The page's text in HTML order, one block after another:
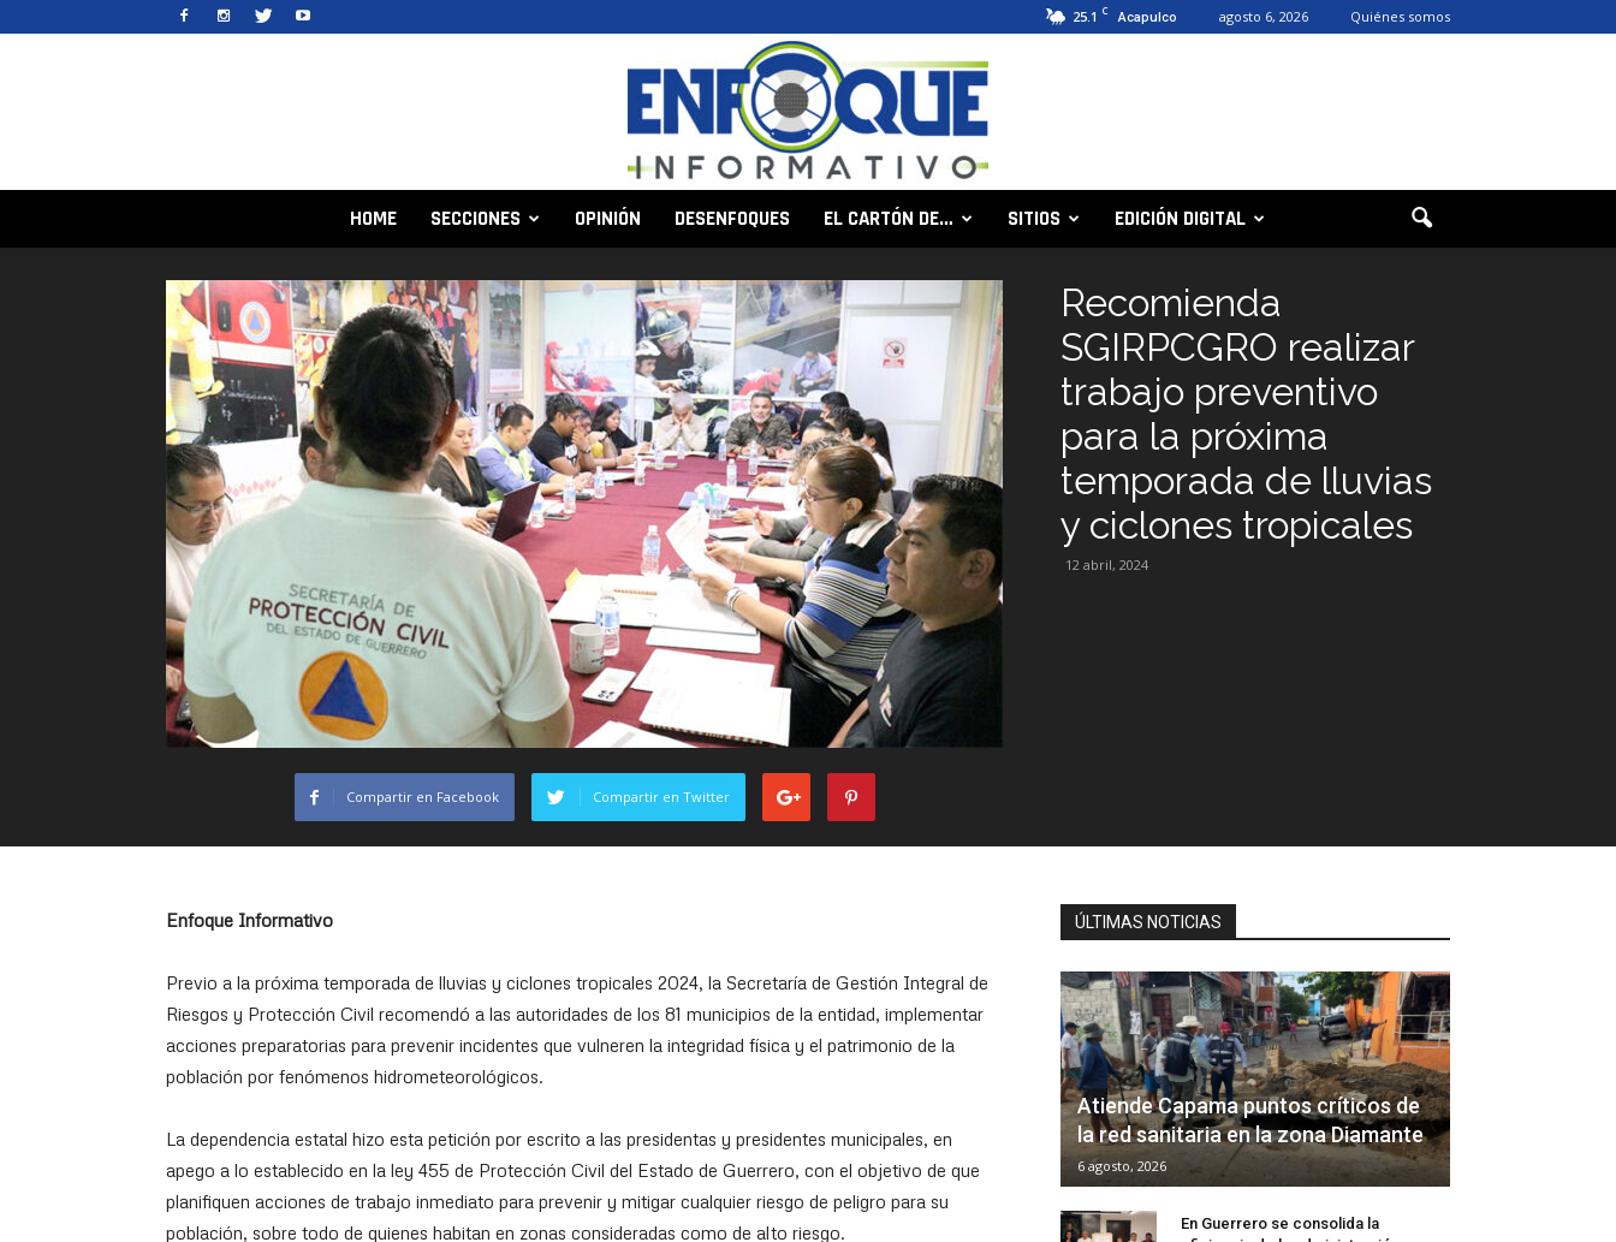
25.1 C Acapulco agosto 6, 2026 Quiénes somos
Informativo
HOME SECCIONES OPINIÓN DESENFOQUES EL CARTÓN DE… SITIOS EDICIÓN DIGITAL
Recomienda
SGIRPCGRO realizar
trabajo preventivo
para la próxima
temporada de lluvias
y ciclones tropicales
12 abril, 2024
Compartir en Facebook Compartir en Twitter
Enfoque Informativo
Previo a la próxima temporada de lluvias y ciclones tropicales 2024, la Secretaría de Gestión Integral de
Riesgos y Protección Civil recomendó a las autoridades de los 81 municipios de la entidad, implementar
acciones preparatorias para prevenir incidentes que vulneren la integridad física y el patrimonio de la
población por fenómenos hidrometeorológicos.
La dependencia estatal hizo esta petición por escrito a las presidentas y presidentes municipales, en
apego a lo establecido en la ley 455 de Protección Civil del Estado de Guerrero, con el objetivo de que
planifiquen acciones de trabajo inmediato para prevenir y mitigar cualquier riesgo de peligro para su
población, sobre todo de quienes habitan en zonas consideradas como de alto riesgo.
ÚLTIMAS NOTICIAS
Atiende Capama puntos críticos de
la red sanitaria en la zona Diamante
6 agosto, 2026
En Guerrero se consolida la